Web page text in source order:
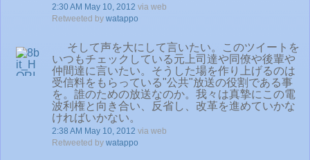
2:30 AM May 10, 2012 via web
Retweeted by watappo
そして声を大にして言いたい。このツイートを
いつもチェックしている元上司達や同僚や後輩や
仲間達に言いたい。そうした場を作り上げるのは
受信料をもらっている"公共"放送の役割である事
を。誰のための放送なのか。我々は真摯にこの電
波利権と向き合い、反省し、改革を進めていかな
ければいかない。
2:38 AM May 10, 2012 via web
Retweeted by watappo